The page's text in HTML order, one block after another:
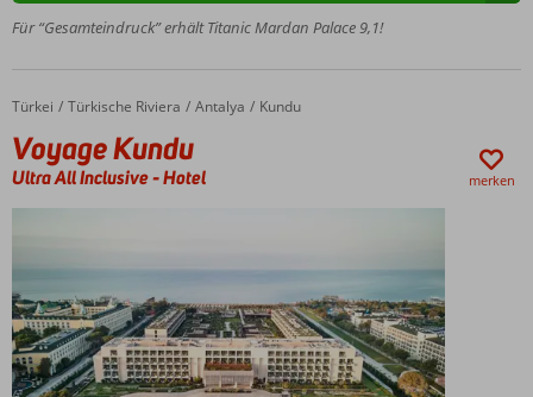
Strand
Nicht
6 À-la-carte-
Restaurants
Wunderschönes
Für “Gesamteindruck” erhält Titanic Mardan Palace 9,1!
Home
Türkei Türkische Riviera Antalya Kundu
Voyage Kundu
Voyage Kundu
Ultra All Inclusive-Hotel merken